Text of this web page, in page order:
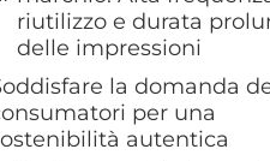
riutilizzo e durata
delle impressioni
la domanda
per una
autentica